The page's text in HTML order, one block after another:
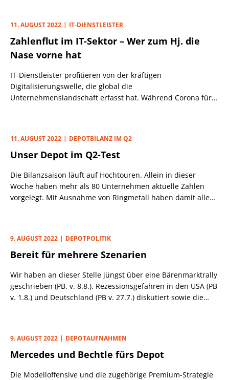
11. AUGUST 2022 IT-DIENSTLEISTER
Zahlenflut im IT-Sektor – Wer zum Hj. die
Nase vorne hat
IT-Dienstleister profitieren von der kräftigen
Digitalisierungswelle, die global die
Unternehmenslandschaft erfasst hat. Während Corona für
diesen Gründen halten wir den Sektor für sehr
chancenreich und nehmen drei Vertreter unter die Lupe,
11. AUGUST 2022 DEPOTBILANZ IM Q2
Unser Depot im Q2-Test
Die Bilanzsaison läuft auf Hochtouren. Allein in dieser
Woche haben mehr als 80 Unternehmen aktuelle Zahlen
vorgelegt. Mit Ausnahme von Ringmetall haben damit alle
9. AUGUST 2022 DEPOTPOLITIK
Bereit für mehrere Szenarien
Wir haben an dieser Stelle jüngst über eine Bärenmarktrally
geschrieben (PB. v. 8.8.), Rezessionsgefahren in den USA (PB
v. 1.8.) und Deutschland (PB v. 27.7.) diskutiert sowie die
das zusammen?
9. AUGUST 2022 DEPOTAUFNAHMEN
Mercedes und Bechtle fürs Depot
Die Modelloffensive und die zugehörige Premium-Strategie